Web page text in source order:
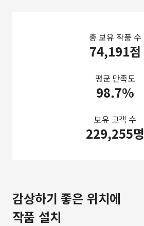
총 보유 작품 수
74,191점
평균 만족도
98.7%
보유 고객 수
229,255명
감상하기 좋은 위치에
작품 설치